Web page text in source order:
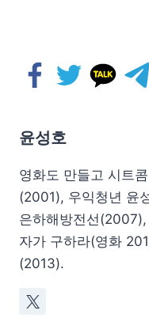
윤성호
영화도 만들고 시트
(2001), 우익청년 윤
은하해방전선
자가 구하라(영화
(2013).